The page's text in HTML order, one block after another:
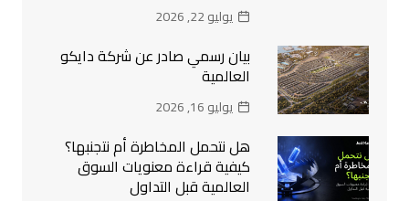
يوليو 22, 2026
بيان رسمي صادر عن شركة دايكو
العالمية
يوليو 16, 2026
هل نتحمل المخاطرة أم نتجنبها؟
كيفية قراءة معنويات السوق
العالمية قبل التداول